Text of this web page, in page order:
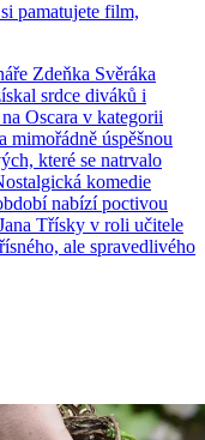
pamatujete film,
Zdeňka Svěráka
srdce diváků i
Oscara v kategorii
mimořádně úspěšnou
které se natrvalo
komedie
nabízí poctivou
Třísky v roli učitele
ale spravedlivého